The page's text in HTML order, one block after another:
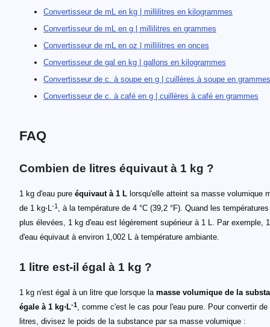
Convertisseur de mL en kg | millilitres en kilogrammes
Convertisseur de mL en g | millilitres en grammes
Convertisseur de mL en oz | millilitres en onces
Convertisseur de gal en kg | gallons en kilogrammes
Convertisseur de c. à soupe en g | cuillères à soupe en grammes
Convertisseur de c. à café en g | cuillères à café en grammes
FAQ
Combien de litres équivaut à 1 kg ?
1 kg d'eau pure équivaut à 1 L lorsqu'elle atteint sa masse volumique
de 1 kg⋅L-1 , à la température de 4 °C (39,2 °F). Quand les
plus élevées, 1 kg d'eau est légèrement supérieur à 1 L. Par exemple,
d'eau équivaut à environ 1,002 L à température ambiante.
1 litre est-il égal à 1 kg ?
1 kg n'est égal à un litre que lorsque la masse volumique de la
égale à 1 kg⋅L-1, comme c'est le cas pour l'eau pure. Pour convertir de
litres, divisez le poids de la substance par sa masse volumique :